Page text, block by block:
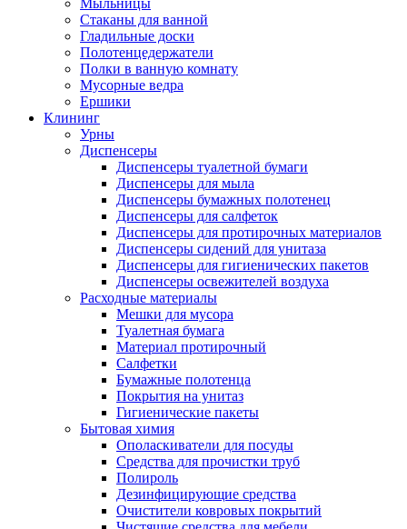
Мыльницы
Стаканы для ванной
Гладильные доски
Полотенцедержатели
Полки в ванную комнату
Мусорные ведра
Ершики
Клининг
Урны
Диспенсеры
Диспенсеры туалетной бумаги
Диспенсеры для мыла
Диспенсеры бумажных полотенец
Диспенсеры для салфеток
Диспенсеры для протирочных материалов
Диспенсеры сидений для унитаза
Диспенсеры для гигиенических пакетов
Диспенсеры освежителей воздуха
Расходные материалы
Мешки для мусора
Туалетная бумага
Материал протирочный
Салфетки
Бумажные полотенца
Покрытия на унитаз
Гигиенические пакеты
Бытовая химия
Ополаскиватели для посуды
Средства для прочистки труб
Полироль
Дезинфицирующие средства
Очистители ковровых покрытий